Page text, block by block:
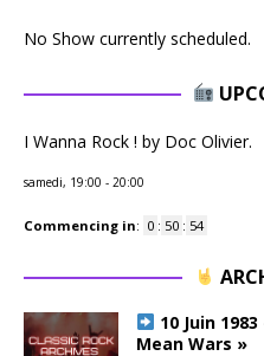
No Show currently scheduled.
I Wanna Rock ! by Doc Olivier.
samedi, 19:00 - 20:00
Commencing in: 0 : 50 : 54
10 Juin
Mean Wars »